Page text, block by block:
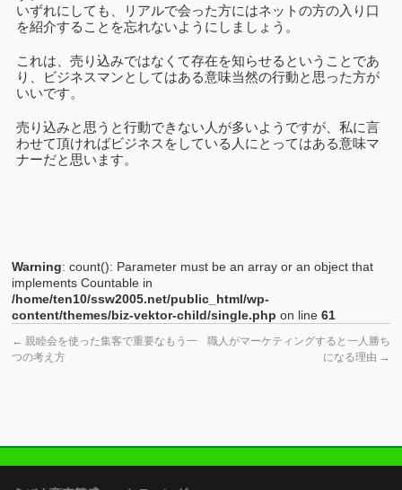
いずれにしても、リアルで会った方にはネットの方の入り口
を紹介することを忘れないようにしましょう。
これは、売り込みではなくて存在を知らせるということであ
り、ビジネスマンとしてはある意味当然の行動と思った方が
いいです。
売り込みと思うと行動できない人が多いようですが、私に言
わせて頂ければビジネスをしている人にとってはある意味マ
ナーだと思います。
Warning: count(): Parameter must be an array or an object that
implements Countable in
/home/ten10/ssw2005.net/public_html/wp-
content/themes/biz-vektor-child/single.php on line61
← 親睦会を使った集客で重要なもう一
つの考え方
職人がマーケティングすると一人勝ち
になる理由 →